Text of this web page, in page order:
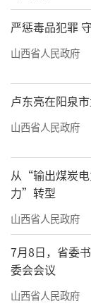
严惩毒品犯罪
山西省人民政府
卢东亮在阳泉
山西省人民政府
从“输出煤炭
力”转型
山西省人民政府
7月8日，省委
委会会议
山西省人民政府